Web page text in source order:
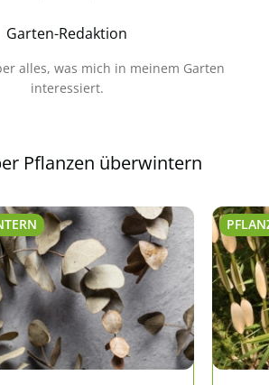
Garten-Redaktion
alles, was mich in meinem Garten
interessiert.
Pflanzen überwintern